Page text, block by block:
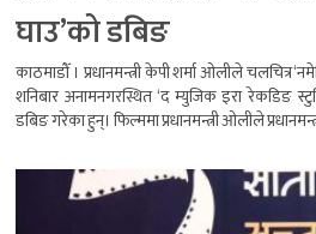
घाउ’को डबिङ
काठमाडौँ । प्रधानमन्त्री केपी शर्मा ओलीले चलचित्र
शनिबार अनामनगरस्थित ‘द म्युजिक इरा रेकडिङ
डबिङ गरेका हुन्। फिल्ममा प्रधानमन्त्री ओलीले